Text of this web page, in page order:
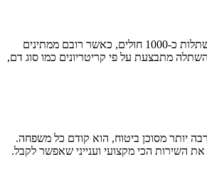
בישראל כיום ממתינים להשתלות כ-1000 חולים, כאשר רובם ממתינים
מתבצעת על פי קריטריונים כמו סוג דם,
יותר מסוכן ביטוח, הוא קודם כל משפחה.
השירות הכי מקצועי וענייני שאפשר לקבל.